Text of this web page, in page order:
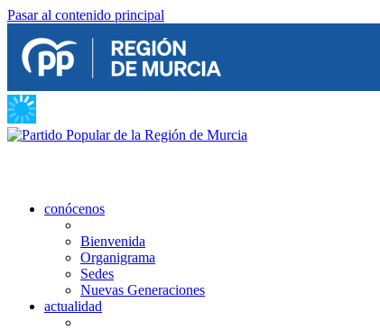
Pasar al contenido principal
conócenos
Bienvenida
Organigrama
Sedes
Nuevas Generaciones
actualidad